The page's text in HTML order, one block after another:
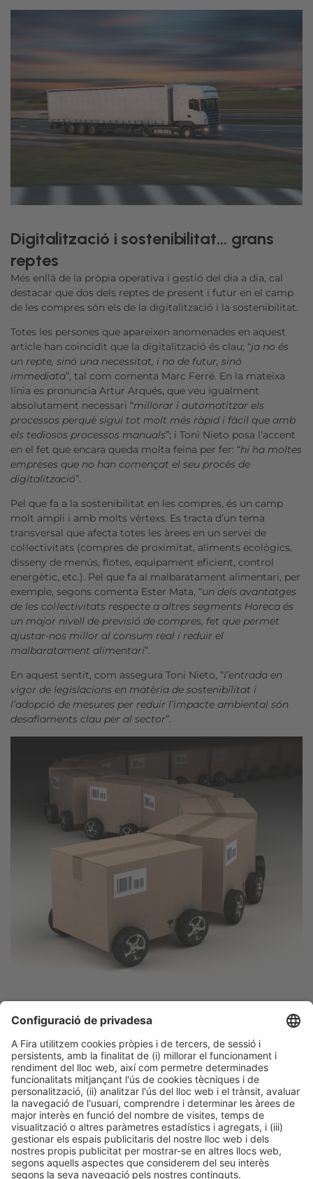
Digitalització i sostenibilitat… grans
reptes
Més enllà de la pròpia operativa i gestió del dia a dia, cal
destacar que dos dels reptes de present i futur en el camp
de les compres són els de la digitalització i la sostenibilitat.
Totes les persones que apareixen anomenades en aquest
article han coincidit que la digitalització és clau; “ja no és
un repte, sinó una necessitat, i no de futur, sinó
immediata”, tal com comenta Marc Ferré. En la mateixa
línia es pronuncia Artur Arqués, que veu igualment
absolutament necessari “millorar i automatitzar els
processos perquè sigui tot molt més ràpid i fàcil que amb
els tediosos processos manuals”; i Toni Nieto posa l’accent
en el fet que encara queda molta feina per fer: “hi ha moltes
empreses que no han començat el seu procés de
digitalització”.
Pel que fa a la sostenibilitat en les compres, és un camp
molt ampli i amb molts vèrtexs. Es tracta d’un tema
transversal que afecta totes les àrees en un servei de
col·lectivitats (compres de proximitat, aliments ecològics,
disseny de menús, flotes, equipament eficient, control
energètic, etc.). Pel que fa al malbaratament alimentari, per
exemple, segons comenta Ester Mata, “un dels avantatges
de les col·lectivitats respecte a altres segments Horeca és
un major nivell de previsió de compres, fet que permet
ajustar-nos millor al consum real i reduir el
malbaratament alimentari”.
En aquest sentit, com assegura Toni Nieto, “l’entrada en
vigor de legislacions en matèria de sostenibilitat i
l’adopció de mesures per reduir l’impacte ambiental són
desafiaments clau per al sector”.
Facebook Twitter LinkedIn WhatsApp Email